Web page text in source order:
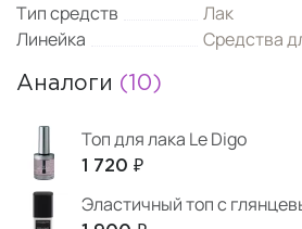
Тип средств
Лак
Линейка
Средства
Аналоги (10)
Топ для лака Le Digo
1 720 ₽
Эластичный топ с